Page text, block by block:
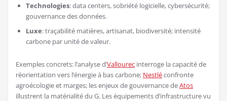
Technologies: data centers, sobriété logicielle, cybersécurité;
gouvernance des données.
Luxe: traçabilité matières, artisanat, biodiversité; intensité
carbone par unité de valeur.
Exemples concrets: l’analyse d’Vallourec interroge la capacité de
réorientation vers l’énergie à bas carbone; Nestléconfronte
agroécologie et marges; les enjeux de gouvernance deAtos
illustrent la matérialité du G. Les équipements d’infrastructure vu